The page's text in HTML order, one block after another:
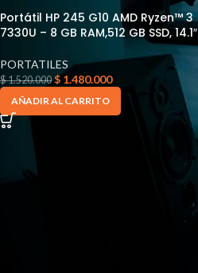
Portátil HP 245 G10 AMD Ryzen™ 3
7330U – 8 GB RAM,512 GB SSD, 14.1″
PORTATILES
$1.520.000 $ 1.480.000
AÑADIR AL CARRITO